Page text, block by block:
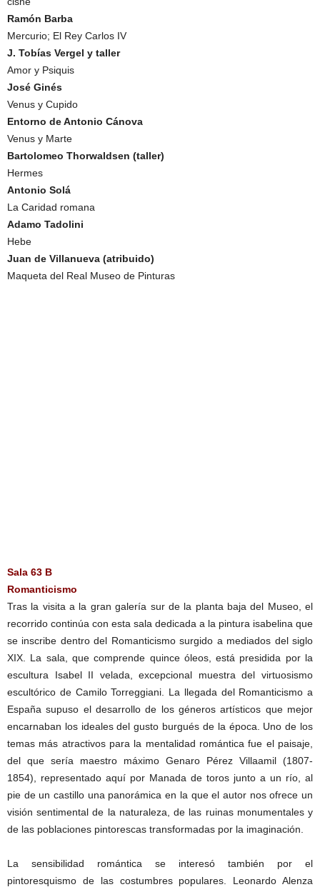
Ramón Barba
Mercurio; El Rey Carlos IV
J. Tobías Vergel y taller
Amor y Psiquis
José Ginés
Venus y Cupido
Entorno de Antonio Cánova
Venus y Marte
Bartolomeo Thorwaldsen (taller)
Hermes
Antonio Solá
La Caridad romana
Adamo Tadolini
Hebe
Juan de Villanueva (atribuido)
Maqueta del Real Museo de Pinturas
Sala 63 B
Romanticismo
Tras la visita a la gran galería sur de la planta baja del Museo, el
recorrido continúa con esta sala dedicada a la pintura isabelina que
se inscribe dentro del Romanticismo surgido a mediados del siglo
XIX. La sala, que comprende quince óleos, está presidida por la
escultura Isabel II velada, excepcional muestra del virtuosismo
escultórico de Camilo Torreggiani. La llegada del Romanticismo a
España supuso el desarrollo de los géneros artísticos que mejor
encarnaban los ideales del gusto burgués de la época. Uno de los
temas más atractivos para la mentalidad romántica fue el paisaje,
del que sería maestro máximo Genaro Pérez Villaamil (1807-
1854), representado aquí por Manada de toros junto a un río, al
pie de un castillo una panorámica en la que el autor nos ofrece un
visión sentimental de la naturaleza, de las ruinas monumentales y
de las poblaciones pintorescas transformadas por la imaginación.
La sensibilidad romántica se interesó también por el
pintoresquismo de las costumbres populares. Leonardo Alenza